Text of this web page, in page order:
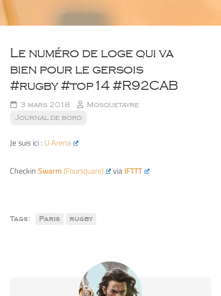
Le numéro de loge qui va
bien pour le gersois
#rugby #top14 #R92CAB
3 mars 2018
Mosquetayre
Journal de bord
Je suis ici : U Arena
Checkin Swarm (Foursquare) via IFTTT
Tags: Paris rugby